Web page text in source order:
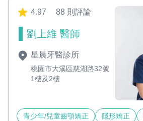
4.97 88 則評論
劉上維 醫師
星晨牙醫診所
桃園市大溪區慈湖路32號
1樓及2樓
青少年/兒童齒顎矯正 隱形矯正